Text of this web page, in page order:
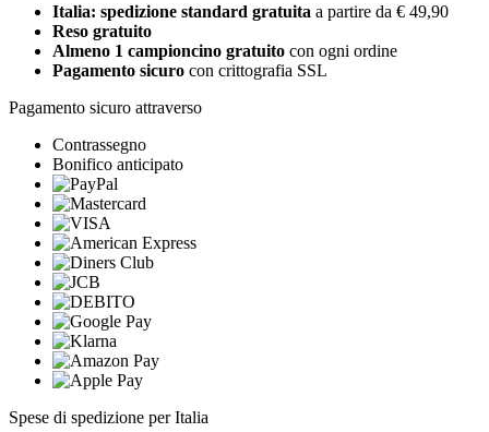
Italia: spedizione standard gratuita a partire da € 49,90
Reso gratuito
Almeno 1 campioncino gratuito con ogni ordine
Pagamento sicuro con crittografia SSL
Pagamento sicuro attraverso
Contrassegno
Bonifico anticipato
Spese di spedizione per Italia